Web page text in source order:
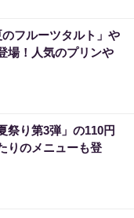
のフルーツタルト」や
場！人気のプリンや
祭り第3弾」の110円
りのメニューも登